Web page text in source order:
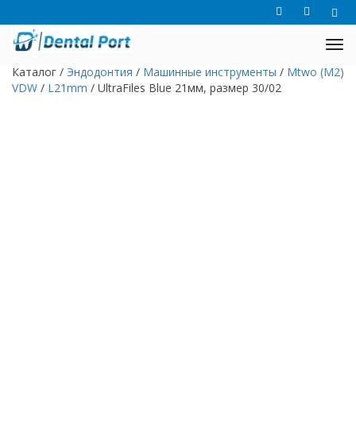
Каталог / Эндодонтия / Машинные инструменты / Mtwo (M2)
VDW / L21mm / UltraFiles Blue 21мм, размер 30/02